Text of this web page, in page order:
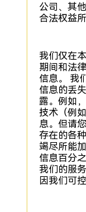
公司、其
合法权益
我们仅在
期间和法
信息。 我
信息的丢
露。例如
技术（例
息。但请
存在的各
竭尽所能
信息百分
我们的服
因我们可